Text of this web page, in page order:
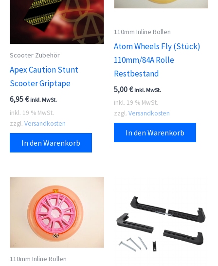
Scooter Zubehör
Apex Caution Stunt
Scooter Griptape
6,95€ inkl. MwSt.
inkl. 19 % MwSt.
zzgl. Versandkosten
In den Warenkorb
110mm Inline Rollen
Atom Wheels Fly (Stück)
110mm/84A Rolle
Restbestand
5,00€ inkl. MwSt.
inkl. 19 % MwSt.
zzgl. Versandkosten
In den Warenkorb
110mm Inline Rollen